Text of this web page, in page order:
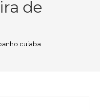
de
cuiaba